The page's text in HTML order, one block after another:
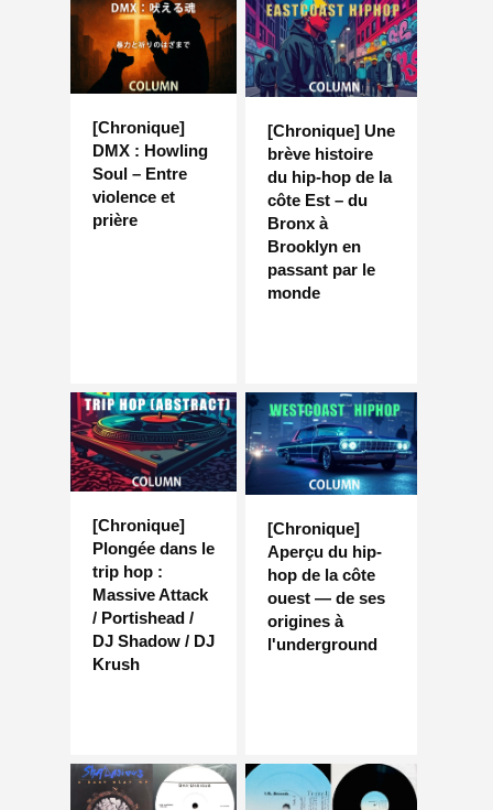
[Chronique]
DMX : Howling
Soul – Entre
violence et
prière
[Chronique] Une
brève histoire
du hip-hop de la
côte Est – du
Bronx à
Brooklyn en
passant par le
monde
[Chronique]
Plongée dans le
trip hop :
Massive Attack
/ Portishead /
DJ Shadow / DJ
Krush
[Chronique]
Aperçu du hip-
hop de la côte
ouest — de ses
origines à
l'underground